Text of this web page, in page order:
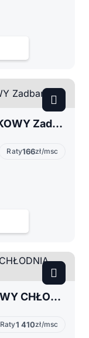
Opel Corsa D 1.2 BEZWYPADKOWY Zadbany
Raty166zł/msc
Opel Vivaro III BEZWYPADKOWY CHŁODNIA SALON PL
Raty1 410zł/msc